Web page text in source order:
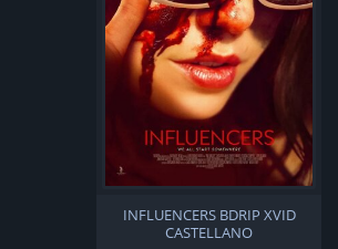
INFLUENCERS BDRIP XVID
CASTELLANO